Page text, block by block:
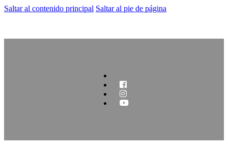
Saltar al contenido principal Saltar al pie de página